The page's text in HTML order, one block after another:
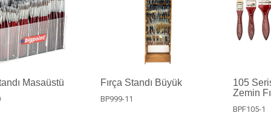
Masaüstü Fırça Standı Büyük
BP999-11
105
Zemin
BPF105-1